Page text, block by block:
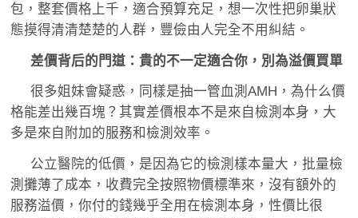
包，整套價格上千，適合預算充足，想一次性把卵巢狀
態摸得清清楚楚的人群，豐儉由人完全不用糾結。
差價背后的門道：貴的不一定適合你，別為溢價買單
很多姐妹會疑惑，同樣是抽一管血測AMH，為什么價
格能差出幾百塊？其實差價根本不是來自檢測本身，大
多是來自附加的服務和檢測效率。
公立醫院的低價，是因為它的檢測樣本量大，批量檢
測攤薄了成本，收費完全按照物價標準來，沒有額外的
服務溢價，你付的錢幾乎全用在檢測本身，性價比很